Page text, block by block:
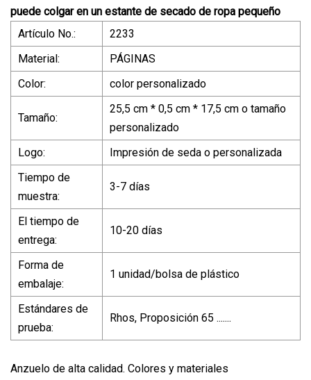
puede colgar en un estante de secado de ropa pequeño
Artículo No.:
2233
Material:
PÁGINAS
Color:
color personalizado
Tamaño:
25,5 cm * 0,5 cm * 17,5 cm o tamaño
personalizado
Logo:
Impresión de seda o personalizada
Tiempo de
muestra:
3-7 días
El tiempo de
entrega:
10-20 días
Forma de
embalaje:
1 unidad/bolsa de plástico
Estándares de
prueba:
Rhos, Proposición 65 .......
Anzuelo de alta calidad. Colores y materiales